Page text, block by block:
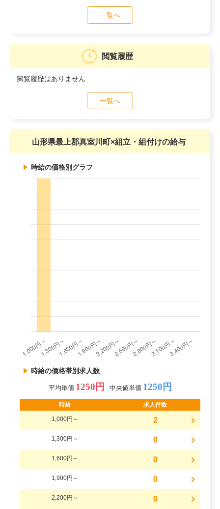
一覧へ
閲覧履歴
閲覧履歴はありません
一覧へ
山形県最上郡真室川町×組立・組付けの給与
時給の価格別グラフ
時給の価格帯別求人数
平均単価 1250円 中央値単価 1250円
時給 求人件数
1,000円～ 2
1,300円～ 0
1,600円～ 0
1,900円～ 0
2,200円～ 0